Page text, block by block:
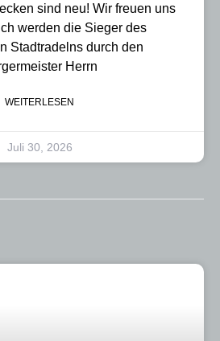
sind neu! Wir freuen uns
werden die Sieger des
Stadtradelns durch den
Herrn
WEITERLESEN
Juli 30, 2026